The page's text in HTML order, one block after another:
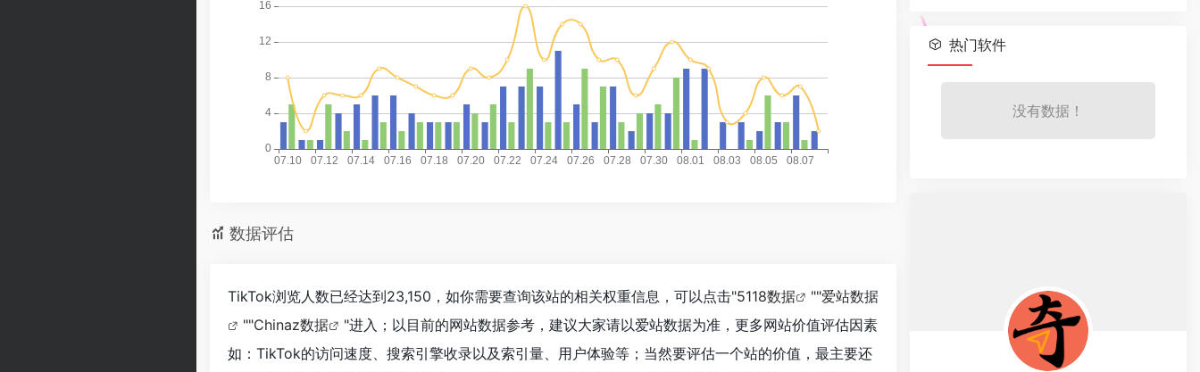
数据评估
TikTok浏览人数已经达到23,150，如你需要查询该站的相关权重信息，可以点击"5118数据 ""爱站数据
""Chinaz数据
"进入；以目前的网站数据参考，建议大家请以爱站数据为准，更多网站价值评估因素
如：TikTok的访问速度、搜索引擎收录以及索引量、用户体验等；当然要评估一个站的价值，最主要还
热门软件
没有数据！